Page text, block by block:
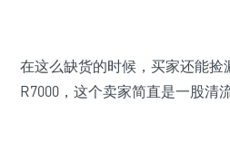
在这么缺货的时候，买家还能捡
R7000，这个卖家简直是一股清流